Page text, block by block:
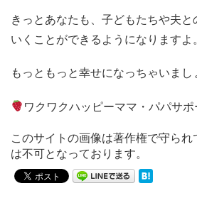
きっとあなたも、子どもたちや夫と
いくことができるようになりますよ
もっともっと幸せになっちゃいま
ワクワクハッピーママ・パパサポ
このサイトの画像は著作権で守られ
は不可となっております。